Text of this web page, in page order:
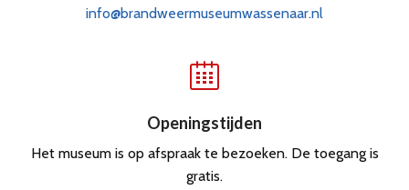
info@brandweermuseumwassenaar.nl
Openingstijden
Het museum is op afspraak te bezoeken. De toegang is
gratis.